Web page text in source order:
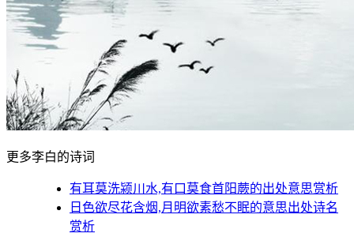
更多李白的诗词
有耳莫洗颍川水,有口莫食首阳蕨的出处意思赏析
日色欲尽花含烟,月明欲素愁不眠的意思出处诗名
赏析